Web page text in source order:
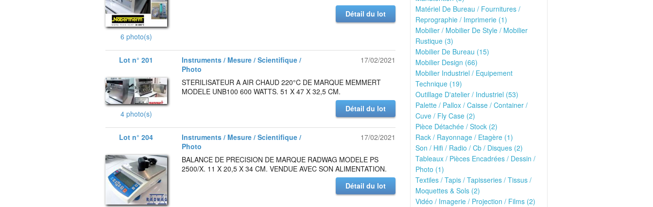
6 photo(s)
Détail du lot
Lot n° 201
Instruments / Mesure / Scientifique /
Photo
17/02/2021
4 photo(s)
STERILISATEUR A AIR CHAUD 220°C DE MARQUE MEMMERT
MODELE UNB100 600 WATTS. 51 X 47 X 32,5 CM.
Détail du lot
Lot n° 204
Instruments / Mesure / Scientifique /
Photo
17/02/2021
BALANCE DE PRECISION DE MARQUE RADWAG MODELE PS
2500/X. 11 X 20,5 X 34 CM. VENDUE AVEC SON ALIMENTATION.
Détail du lot
Matériel De Bureau / Fournitures /
Reprographie / Imprimerie (1)
Mobilier / Mobilier De Style / Mobilier
Rustique (3)
Mobilier De Bureau (15)
Mobilier Design (66)
Mobilier Industriel / Equipement
Technique (19)
Outillage D'atelier / Industriel (53)
Palette / Pallox / Caisse / Container /
Cuve / Fly Case (2)
Pièce Détachée / Stock (2)
Rack / Rayonnage / Etagère (1)
Son / Hifi / Radio / Cb / Disques (2)
Tableaux / Pièces Encadrées / Dessin /
Photo (1)
Textiles / Tapis / Tapisseries / Tissus /
Moquettes & Sols (2)
Vidéo / Imagerie / Projection / Films (2)